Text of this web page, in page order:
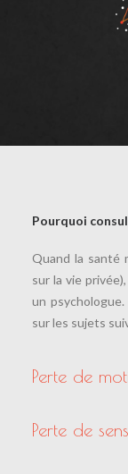
Pourquoi
Quand la santé
sur la vie privée),
un
sur les sujets
Perte de
Perte de